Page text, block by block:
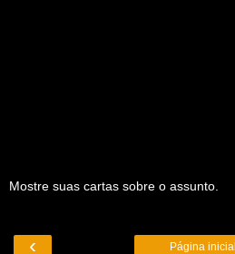
Mostre suas cartas sobre o assunto.
‹ Página inicial